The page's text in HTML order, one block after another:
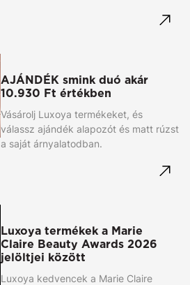
AJÁNDÉK smink duó akár
10.930 Ft értékben
Vásárolj Luxoya termékeket, és
válassz ajándék alapozót és matt rúzst
a saját árnyalatodban.
Luxoya termékek a Marie
Claire Beauty Awards 2026
jelöltjei között
Luxoya kedvencek a Marie Claire